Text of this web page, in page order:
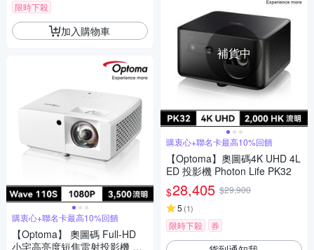
限時下殺
加入購物車
購衷心+聯名卡最高10%回饋
【Optoma】 奧圖碼 Full-HD
小宅高亮度短焦雷射投影機 Wa
補貨中
購衷心+聯名卡最高10%回饋
【Optoma】奧圖碼4K UHD 4L
ED 投影機 Photon Life PK32
$28,405 $29,900
5 (1)
限時下殺 券